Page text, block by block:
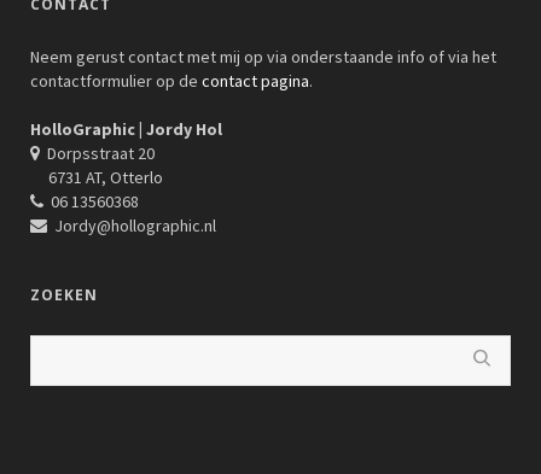
Neem gerust contact met mij op via onderstaande info of via het
contactformulier op de contact pagina.
HolloGraphic | Jordy Hol
Dorpsstraat 20
6731 AT, Otterlo
06 13560368
Jordy@hollographic.nl
ZOEKEN